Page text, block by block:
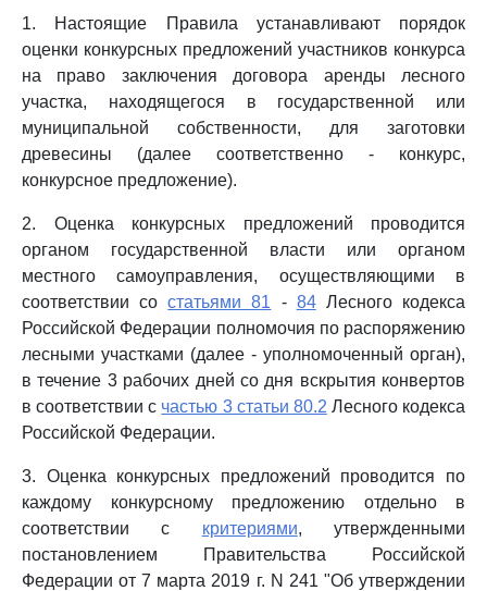
1. Настоящие Правила устанавливают порядок
оценки конкурсных предложений участников конкурса
на право заключения договора аренды лесного
участка, находящегося в государственной или
муниципальной собственности, для заготовки
древесины (далее соответственно - конкурс,
конкурсное предложение).
2. Оценка конкурсных предложений проводится
органом государственной власти или органом
местного самоуправления, осуществляющими в
соответствии состатьями 81 - 84Лесного кодекса
Российской Федерации полномочия по распоряжению
лесными участками (далее - уполномоченный орган),
в течение 3 рабочих дней со дня вскрытия конвертов
в соответствии с частью 3 статьи 80.2 Лесного кодекса
Российской Федерации.
3. Оценка конкурсных предложений проводится по
каждому конкурсному предложению отдельно в
соответствии с критериями, утвержденными
постановлением Правительства Российской
Федерации от 7 марта 2019 г. N 241 "Об утверждении